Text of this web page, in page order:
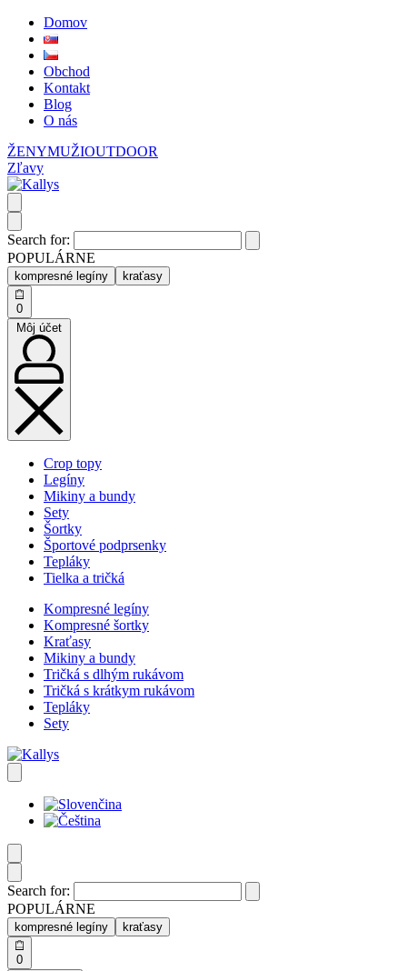
Domov
Obchod
Kontakt
Blog
O nás
ŽENYMUŽIOUTDOOR
Zľavy
Search for:
POPULÁRNE
kompresné legíny kraťasy
0
Môj účet
Crop topy
Legíny
Mikiny a bundy
Sety
Šortky
Športové podprsenky
Tepláky
Tielka a tričká
Kompresné legíny
Kompresné šortky
Kraťasy
Mikiny a bundy
Tričká s dlhým rukávom
Tričká s krátkym rukávom
Tepláky
Sety
Search for:
POPULÁRNE
kompresné legíny kraťasy
0